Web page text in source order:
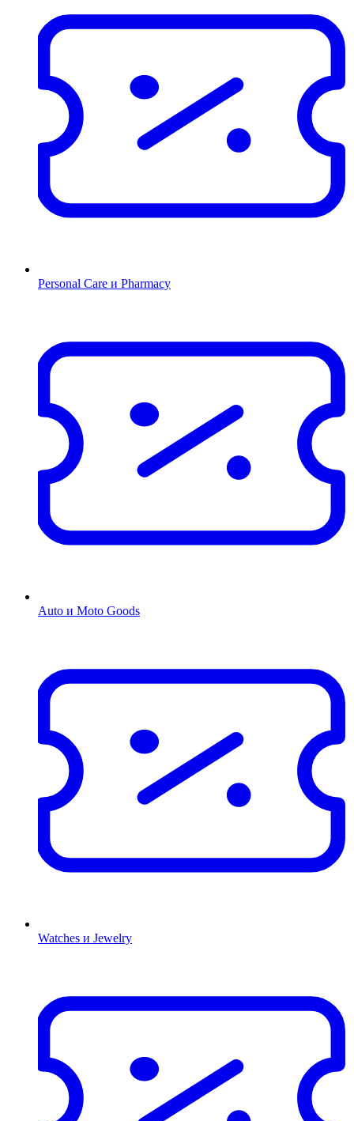
Personal Care и Pharmacy
Auto и Moto Goods
Watches и Jewelry